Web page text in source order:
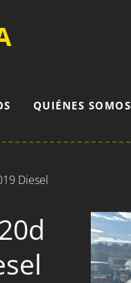
QUIÉNES SOMOS
Diesel